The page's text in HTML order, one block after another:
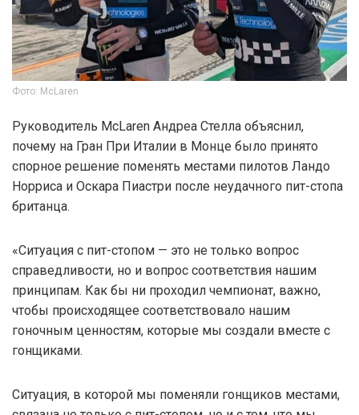
Фото: McLaren
Руководитель McLaren Андреа Стелла объяснил,
почему на Гран При Италии в Монце было принято
спорное решение поменять местами пилотов Ландо
Норриса и Оскара Пиастри после неудачного пит-стопа
британца.
«Ситуация с пит-стопом — это не только вопрос
справедливости, но и вопрос соответствия нашим
принципам. Как бы ни проходил чемпионат, важно,
чтобы происходящее соответствовало нашим
гоночным ценностям, которые мы создали вместе с
гонщиками.
Ситуация, в которой мы поменяли гонщиков местами,